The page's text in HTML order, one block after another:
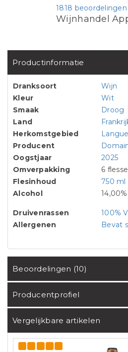
Wijnhandel
1818 beoordelingen
Productinformatie
Dranksoort
Wijn
Kleur
Wit
Smaak
Droog
Land
Herkomstgebied
Producent
Oogstjaar
2025
Omverpakking
6
Flesinhoud
750 ml
Alcohol
14,00%
Druivenrassen
100%
Allergenen
Bevat
Beoordelingen (10)
Producentprofiel
Vergelijkbare artikelen